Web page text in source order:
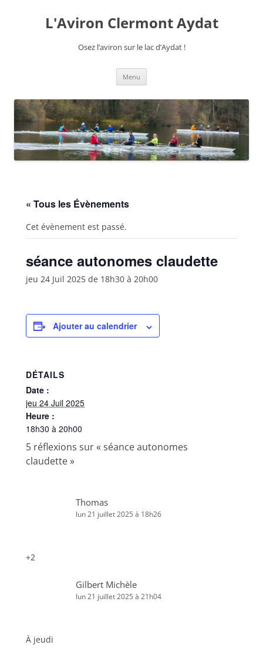
L'Aviron Clermont Aydat
Osez l’aviron sur le lac d’Aydat !
Menu
« Tous les Évènements
Cet évènement est passé.
séance autonomes claudette
jeu 24 Juil 2025 de 18h30 à 20h00
Ajouter au calendrier
DÉTAILS
Date :
jeu 24 Juil 2025
Heure :
18h30 à 20h00
5 réflexions sur « séance autonomes
claudette»
Thomas
lun 21 juillet 2025 à 18h26
+2
Gilbert Michèle
lun 21 juillet 2025 à 21h04
À jeudi